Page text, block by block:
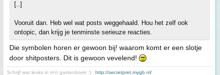
[..]
Vooruit dan. Heb wel wat posts weggehaald. Hou het zelf ook
ontopic, dan krijg je tenminste serieuze reacties.
Die symbolen horen er gewoon bij! waarom komt er een slotje
door shitposters. Dit is gewoon vevelend!
Schrijf wat leuks in m'n gastenboek :) : http://secretpret.mygb.nl/